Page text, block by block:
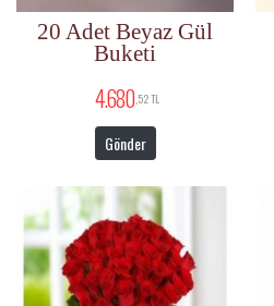
20 Adet Beyaz Gül
Buketi
4.680 ,52 TL
Gönder